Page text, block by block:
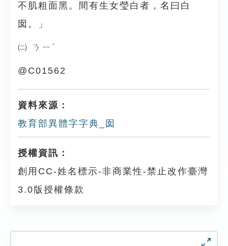
不肌粗面黑。間有生女瑩白者，名曰白
囡。」
㈡ ㄋㄧˋ
@C01562
資料來源：
教育部異體字字典_囡
授權資訊：
創用CC-姓名標示-非商業性-禁止改作臺灣
3.0版授權條款